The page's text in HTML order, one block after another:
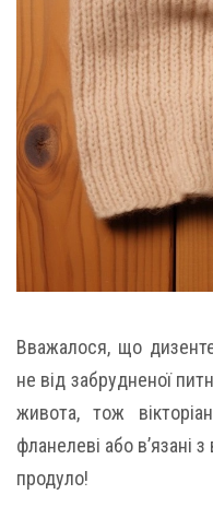
Вважалося, що
не від забрудненої
живота, тож
фланелеві або в’язані
продуло!